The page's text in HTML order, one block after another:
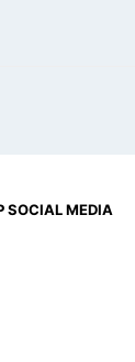
SOCIAL MEDIA